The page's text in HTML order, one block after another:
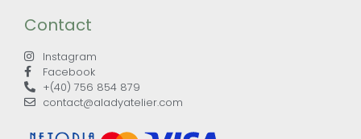
Contact
Instagram
Facebook
+(40) 756 854 879
contact@aladyatelier.com